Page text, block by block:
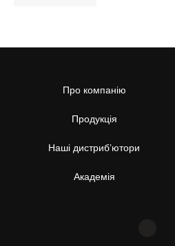
Про компанію
Продукція
Наші дистриб’ютори
Академія